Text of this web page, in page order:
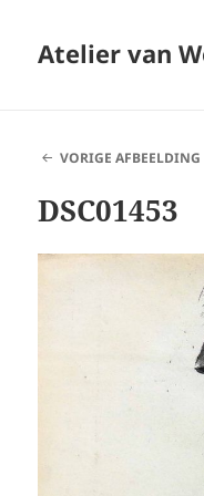
Atelier van
VORIGE AFBEELDING
DSC01453